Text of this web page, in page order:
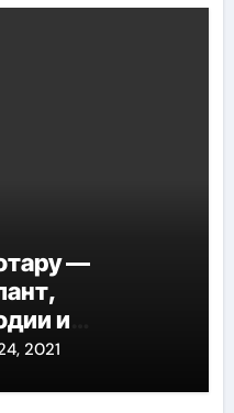
—
и
из её
2021